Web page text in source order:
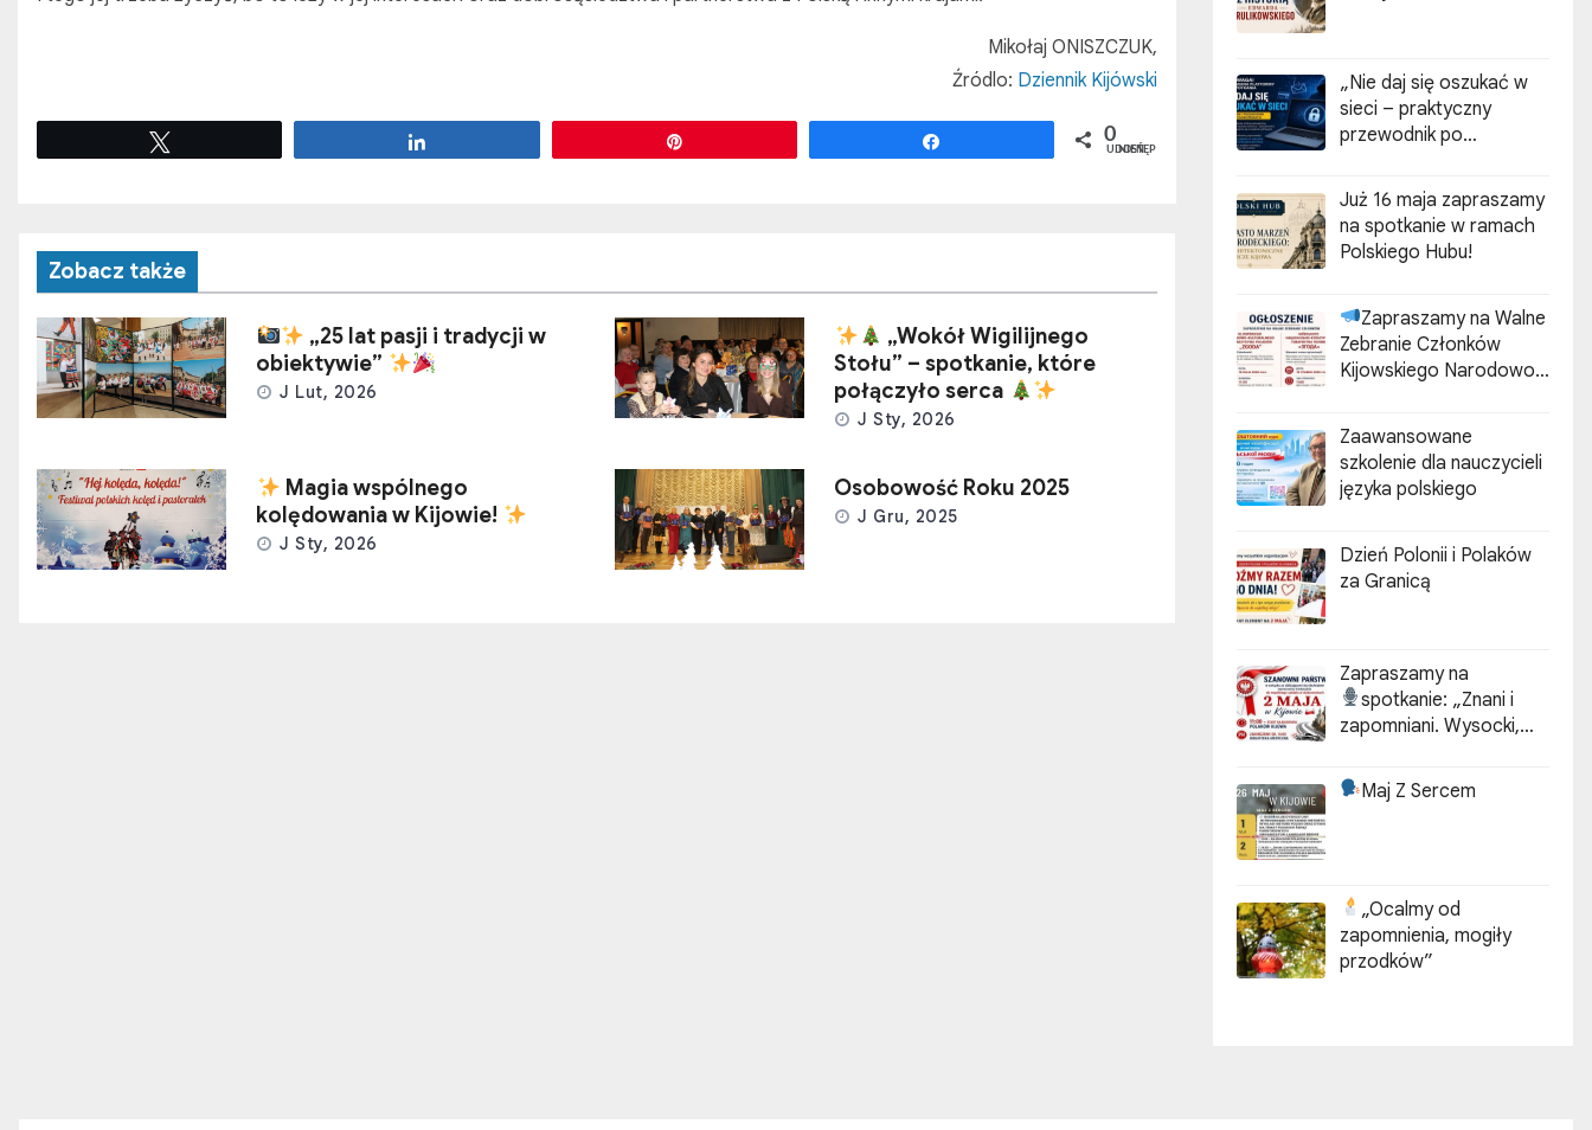
Mikołaj ONISZCZUK,
Źródlo: Dziennik Kijówski
0
UDOSTĘPNIEŃ
Zobacz także
„25 lat pasji i tradycji w
obiektywie”
J Lut, 2026
„Wokół Wigilijnego
Stołu” – spotkanie, które
połączyło serca
J Sty, 2026
Magia wspólnego
kolędowania w Kijowie!
J Sty, 2026
Osobowość Roku 2025
J Gru, 2025
„Nie daj się oszukać w
sieci – praktyczny
przewodnik po
Już 16 maja zapraszamy
na spotkanie w ramach
Polskiego Hubu!
Zapraszamy na Walne
Zebranie Członków
Kijowskiego Narodowo-
Stowarzyszenia Polaków
„ZGODA”
Zaawansowane
szkolenie dla nauczycieli
języka polskiego
Dzień Polonii i Polaków
za Granicą
Zapraszamy na
spotkanie: „Znani i
zapomniani. Wysocki,
historii Kijowa”
Maj Z Sercem
„Ocalmy od
zapomnienia, mogiły
przodków”